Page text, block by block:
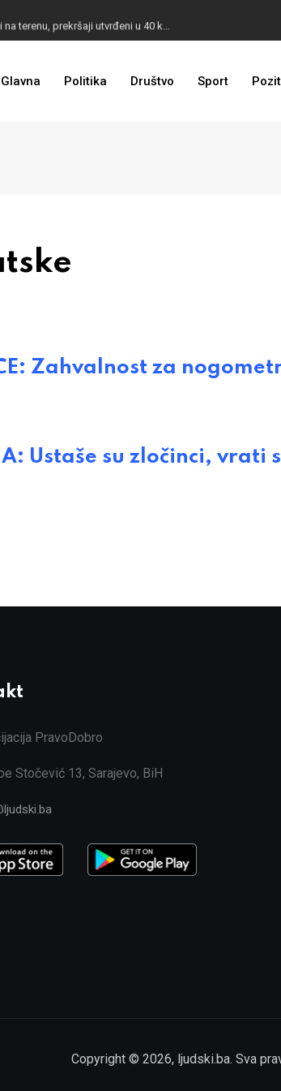
Glavna Politika Društvo Sport
Zahvalnost za
Ustaše su zločinci, vrati
PravoDobro
Stočević 13, Sarajevo, BiH
Copyright © 2026, ljudski.ba. Sva